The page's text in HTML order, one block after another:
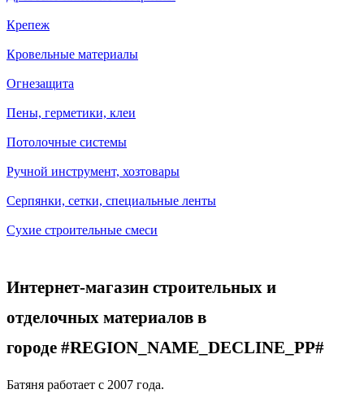
Крепеж
Кровельные материалы
Огнезащита
Пены, герметики, клеи
Потолочные системы
Ручной инструмент, хозтовары
Серпянки, сетки, специальные ленты
Сухие строительные смеси
Интернет-магазин строительных и
отделочных материалов в
городе #REGION_NAME_DECLINE_PP#
Батяня работает с 2007 года.